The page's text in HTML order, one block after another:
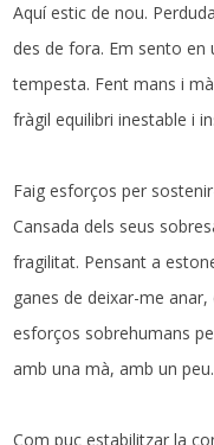
Aquí estic de nou.
des de fora. Em sento en
tempesta. Fent mans i
fràgil equilibri inestable i
Faig esforços per
Cansada dels seus
fragilitat. Pensant a
ganes de deixar-me
esforços sobrehumans
amb una mà, amb un
Com puc estabilitzar la